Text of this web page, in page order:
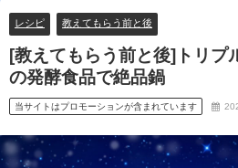
レシピ 教えてもらう前と後
[教えてもらう前と後]トリプ
の発酵食品で絶品鍋
当サイトはプロモーションが含まれています